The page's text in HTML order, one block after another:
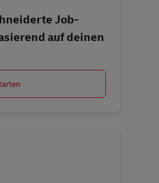
Job-
auf deinen